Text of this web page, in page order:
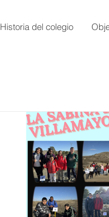
Historia del colegio